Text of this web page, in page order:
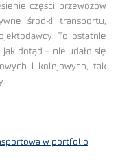
części przewozów
środki transportu,
To ostatnie
dotąd – nie udało się
i kolejowych, tak
w portfolio